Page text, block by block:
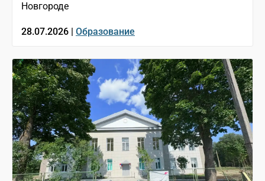
Новгороде
28.07.2026 | Образование